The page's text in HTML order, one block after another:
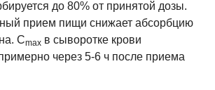
до 80% от принятой дозы.
прием пищи снижает абсорбцию
Cmax в сыворотке крови
через 5-6 ч после приема